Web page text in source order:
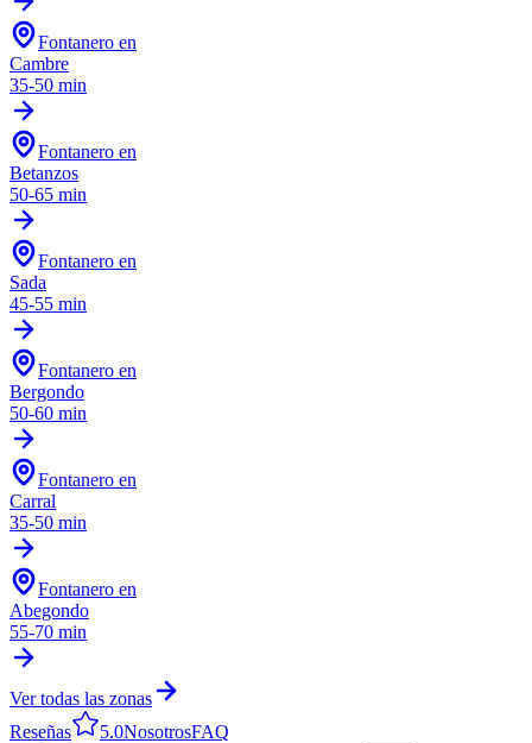
Fontanero en
Cambre
35-50 min
Fontanero en
Betanzos
50-65 min
Fontanero en
Sada
45-55 min
Fontanero en
Bergondo
50-60 min
Fontanero en
Carral
35-50 min
Fontanero en
Abegondo
55-70 min
Ver todas las zonas
Reseñas
5.0NosotrosFAQ